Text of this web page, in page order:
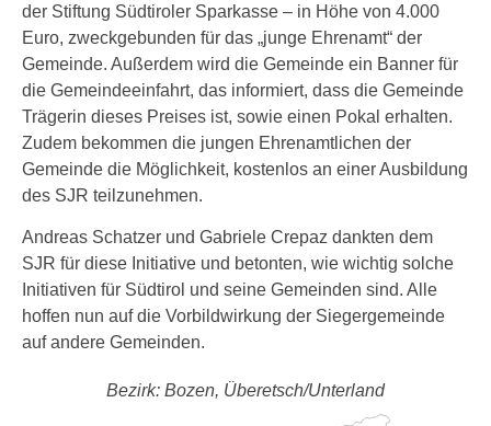
der Stiftung Südtiroler Sparkasse – in Höhe von 4.000
Euro, zweckgebunden für das „junge Ehrenamt“ der
Gemeinde. Außerdem wird die Gemeinde ein Banner für
die Gemeindeeinfahrt, das informiert, dass die Gemeinde
Trägerin dieses Preises ist, sowie einen Pokal erhalten.
Zudem bekommen die jungen Ehrenamtlichen der
Gemeinde die Möglichkeit, kostenlos an einer Ausbildung
des SJR teilzunehmen.
Andreas Schatzer und Gabriele Crepaz dankten dem
SJR für diese Initiative und betonten, wie wichtig solche
Initiativen für Südtirol und seine Gemeinden sind. Alle
hoffen nun auf die Vorbildwirkung der Siegergemeinde
auf andere Gemeinden.
Bezirk: Bozen, Überetsch/Unterland